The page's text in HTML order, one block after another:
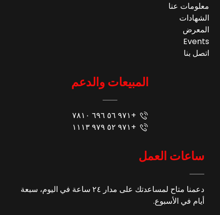
معلومات عنا
الشهادات
المعرض
Events
اتصل بنا
المبيعات والدعم
+٩٧١ ٥٦ ٦٩٦ ٧٨١٠
+٩٧١ ٥٢ ٩٧٩ ١١١٣
ساعات العمل
دعمنا متاح لمساعدتك على مدار ٢٤ ساعة في اليوم، سبعة
أيام في الأسبوع.